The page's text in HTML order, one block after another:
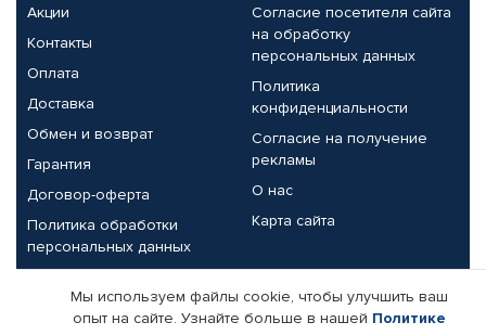
Акции
Контакты
Оплата
Доставка
Обмен и возврат
Гарантия
Договор-оферта
Политика обработки
персональных данных
Согласие посетителя сайта
на обработку
персональных данных
Политика
конфиденциальности
Согласие на получение
рекламы
О нас
Карта сайта
Партнерам
Мы используем файлы cookie, чтобы улучшить ваш
опыт на сайте. Узнайте больше в нашей Политике